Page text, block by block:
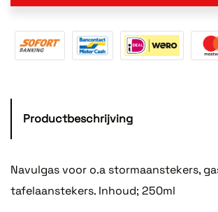
Productbeschrijving
Navulgas voor o.a stormaanstekers,
tafelaanstekers. Inhoud; 250ml